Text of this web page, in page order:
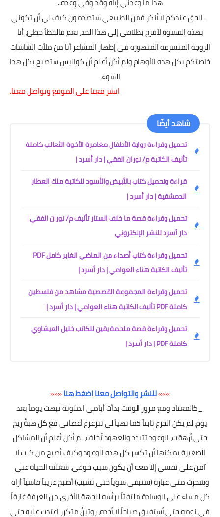
_الحق عندكم لا أنكر فمن الطبيعي ستصدمون كيف لي أن تكوني
بهذه القسوة لأفرح بطلاقي إلي هذا الحد، نعم فالخطأ خطئ، أنا
الزوجة المتسرعة المتهورة في إظهار المشاعر أنا من ملأت الشاشات
خاصتكم بكل هذه الأوهام ولم أكن أعلم أن كواليس ستصبح بكل هذا
السوء.
انشر معنا على الموقع وتواصل معنا.
شاهد أيضًا
تحميل وقراءة رواية الأطفال مغامرة الأخوة الثعالب كاملة
تأليف الكاتبة م/ نوران الفقي | دار أسرد |
قراءة وتحميل كتاب بالأبيض والأسود للكاتبة ملك العطار
الدمشقية | دار أسرد |
تحميل وقراءة قصة ما خلف الستار تأليف م/ نوران الفقي |
دار أسرد للنشر الإلكتروني
تحميل وقراءة كتاب أصداء من الماضي الغابر كامل PDF
تأليف الكاتبة هناء العوامي | دار أسرد |
تحميل وقراءة المجموعة القصصية مشاهد من فلسطين
كاملة PDF تأليف الكاتبة هناء العوامي | دار أسرد |
تحميل وقراءة قصة ملحمة يقين للكاتب خليل العيشاوي
كاملة PDF | دار أسرد |
»»»للنشر والتواصل معنا اضغط هنا«««
_كالمعتاد ومع مرور الوقت بدأت أيامي الملونة تبهت يوماً بعد
يوم، لم يكن الجزع ثابتاً كما تهيأ لي تتزعزع أغصاني مع كل هبةُ ريح
حتى أرهقت، الوعود تتبدد والعهود تُخلف، لم أكن أعلم أن المشاكل
الصغيرة يمكنها أن تكسر كل هذه الوعود وكيف أصبح من كنت لا
آمن علي نفسي إلا معه أن يكون سبب خوفي، شغلته الحياة عني
وسَخرت مني عبارة (سنبقي سوياً حتى نشيب) أصبح غريباً قاسياً أراه
كل مساء على الوسادة ملتفتاً برأسه للجهة الأخرى من الغرفة غارقاً
في نومه حتى أستفيق صباحاً لا أجده، روتينٌ متكرر اعتدت عليه حتى